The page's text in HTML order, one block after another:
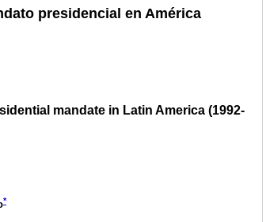
presidencial en América
mandate in Latin America (1992-
*